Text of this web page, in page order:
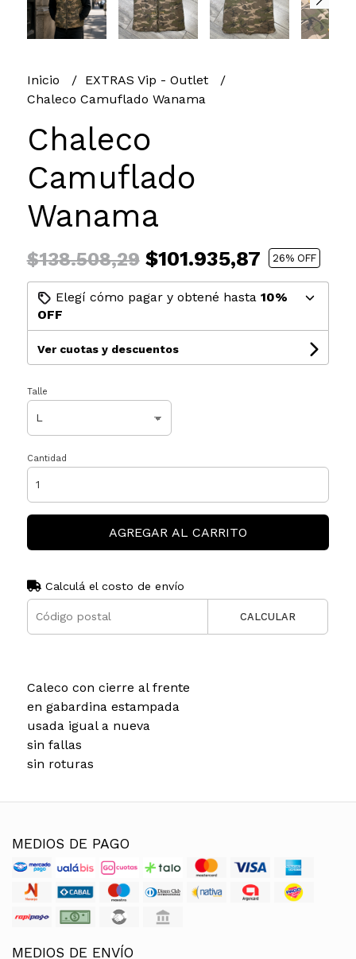
Inicio
EXTRAS Vip - Outlet
Chaleco Camuflado Wanama
Chaleco
Camuflado
Wanama
$138.508,29$101.935,87 26% OFF
Elegí cómo pagar y obtené hasta 10%
OFF
Ver cuotas y descuentos
Talle
Cantidad
AGREGAR AL CARRITO
Calculá el costo de envío
CALCULAR
Caleco con cierre al frente
en gabardina estampada
usada igual a nueva
sin fallas
sin roturas
MEDIOS DE PAGO
MEDIOS DE ENVÍO